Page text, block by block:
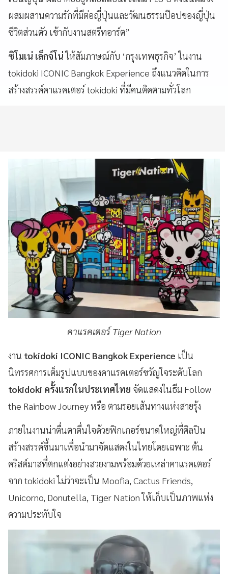
ผสมผสานความรักที่มีต่อญี่ปุ่นและวัฒนธรรมป๊อปของญี่ปุ่น
ชีวิตส่วนตัว เข้ากับงานสตรีทอาร์ต”
ซิโมเน่ เล็กจ์โน่ให้สัมภาษณ์กับ ‘กรุงเทพธุรกิจ’ ในงาน
tokidoki ICONIC Bangkok Experience ถึงแนวคิดในการ
สร้างสรรค์คาแรคเตอร์ tokidoki ที่มีคนติดตามทั่วโลก
คาแรคเตอร์ Tiger Nation
งาน tokidoki ICONIC Bangkok Experience เป็น
นิทรรศการเต็มรูปแบบของคาแรคเตอร์ขวัญใจระดับโลก
tokidoki ครั้งแรกในประเทศไทย จัดแสดงในธีม Follow
the Rainbow Journey หรือ ตามรอยเส้นทางแห่งสายรุ้ง
ภายในงานน่าตื่นตาตื่นใจด้วยฟิกเกอร์ขนาดใหญ่ที่ศิลปิน
สร้างสรรค์ขึ้นมาเพื่อนำมาจัดแสดงในไทยโดยเฉพาะ ต้น
คริสต์มาสที่ตกแต่งอย่างสวยงามพร้อมด้วยเหล่าคาแรคเตอร์
จาก tokidoki ไม่ว่าจะเป็น Moofia, Cactus Friends,
Unicorno, Donutella, Tiger Nation ให้เก็บเป็นภาพแห่ง
ความประทับใจ